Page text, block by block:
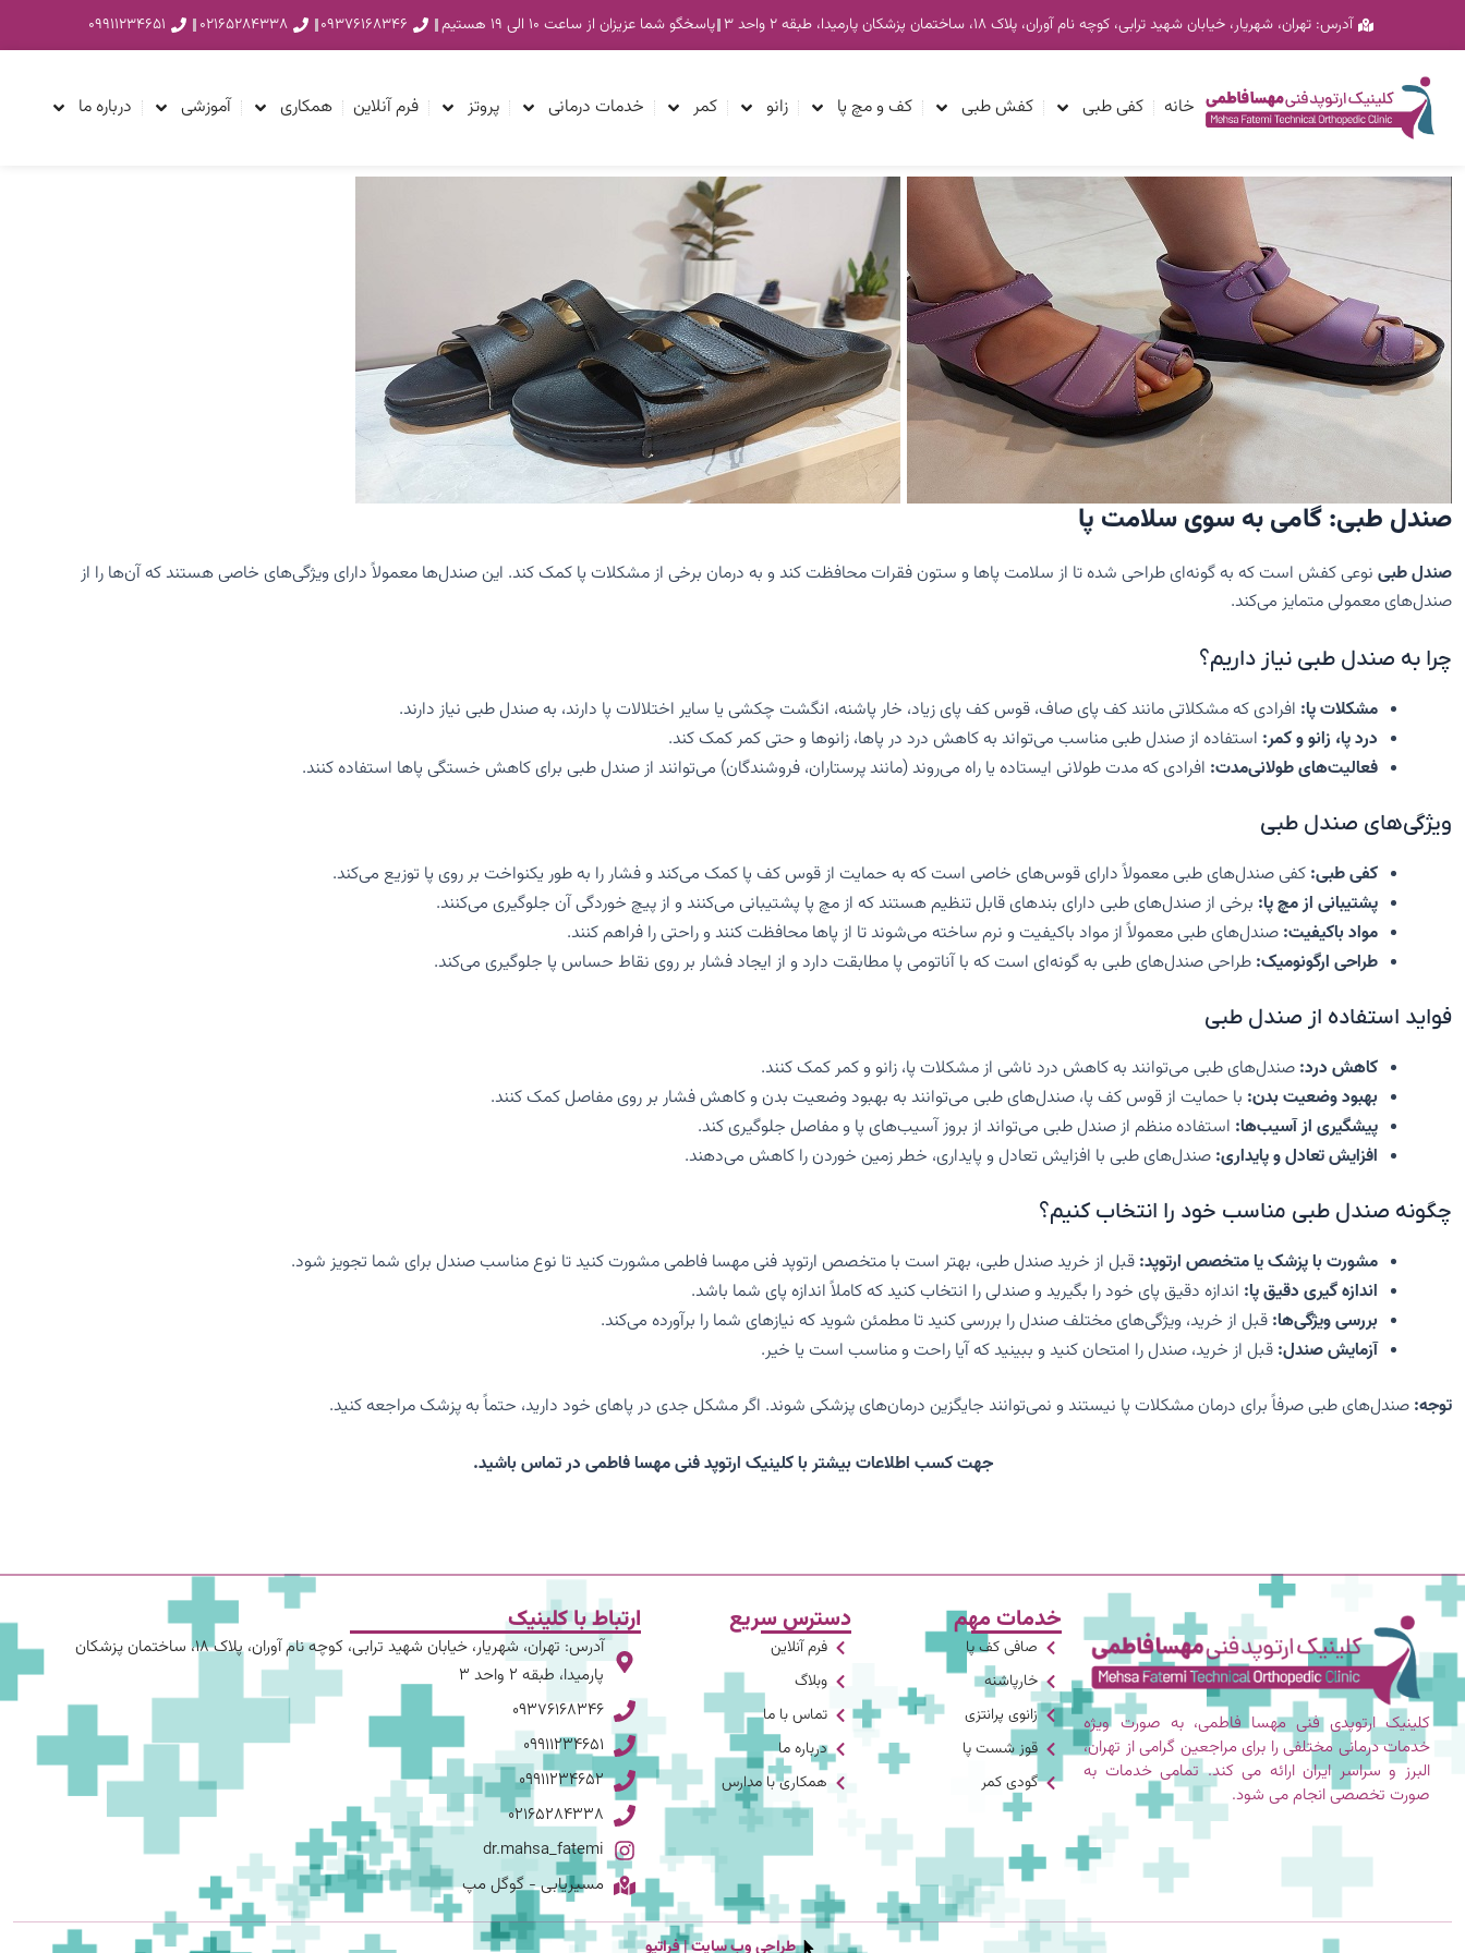
محتوا
آدرس: تهران، شهریار، خیابان شهید ترابی، کوچه نام آوران، پلاک ۱۸، ساختمان پزشکان پارمیدا، طبقه ۲ واحد ۳ پاسخگو شما عزیزان از ساعت ۱۰ الی ۱۹ هستیم ۰۹۳۷۶۱۶۸۳۴۶ ۰۲۱۶۵۲۸۴۳۳۸ ۰۹۹۱۱۲۳۴۶۵۱
خانه کفی طبی کفش طبی کف و مچ پا زانو کمر خدمات درمانی پروتز فرم آنلاین همکاری آموزشی درباره ما
صندل طبی: گامی به سوی سلامت پا
صندل طبی نوعی کفش است که به گونه‌ای طراحی شده تا از سلامت پاها و ستون فقرات محافظت کند و به درمان برخی از مشکلات پا کمک کند. این صندل‌ها معمولاً دارای ویژگی‌های خاصی هستند که آن‌ها را از
صندل‌های معمولی متمایز می‌کند.
چرا به صندل طبی نیاز داریم؟
مشکلات پا: افرادی که مشکلاتی مانند کف پای صاف، قوس کف پای زیاد، خار پاشنه، انگشت چکشی یا سایر اختلالات پا دارند، به صندل طبی نیاز دارند.
درد پا، زانو و کمر: استفاده از صندل طبی مناسب می‌تواند به کاهش درد در پاها، زانوها و حتی کمر کمک کند.
فعالیت‌های طولانی‌مدت: افرادی که مدت طولانی ایستاده یا راه می‌روند (مانند پرستاران، فروشندگان) می‌توانند از صندل طبی برای کاهش خستگی پاها استفاده کنند.
ویژگی‌های صندل طبی
کفی طبی: کفی صندل‌های طبی معمولاً دارای قوس‌های خاصی است که به حمایت از قوس کف پا کمک می‌کند و فشار را به طور یکنواخت بر روی پا توزیع می‌کند.
پشتیبانی از مچ پا: برخی از صندل‌های طبی دارای بندهای قابل تنظیم هستند که از مچ پا پشتیبانی می‌کنند و از پیچ خوردگی آن جلوگیری می‌کنند.
مواد باکیفیت: صندل‌های طبی معمولاً از مواد باکیفیت و نرم ساخته می‌شوند تا از پاها محافظت کنند و راحتی را فراهم کنند.
طراحی ارگونومیک: طراحی صندل‌های طبی به گونه‌ای است که با آناتومی پا مطابقت دارد و از ایجاد فشار بر روی نقاط حساس پا جلوگیری می‌کند.
فواید استفاده از صندل طبی
کاهش درد: صندل‌های طبی می‌توانند به کاهش درد ناشی از مشکلات پا، زانو و کمر کمک کنند.
بهبود وضعیت بدن: با حمایت از قوس کف پا، صندل‌های طبی می‌توانند به بهبود وضعیت بدن و کاهش فشار بر روی مفاصل کمک کنند.
پیشگیری از آسیب‌ها: استفاده منظم از صندل طبی می‌تواند از بروز آسیب‌های پا و مفاصل جلوگیری کند.
افزایش تعادل و پایداری: صندل‌های طبی با افزایش تعادل و پایداری، خطر زمین خوردن را کاهش می‌دهند.
چگونه صندل طبی مناسب خود را انتخاب کنیم؟
مشورت با پزشک یا متخصص ارتوپد: قبل از خرید صندل طبی، بهتر است با متخصص ارتوپد فنی مهسا فاطمی مشورت کنید تا نوع مناسب صندل برای شما تجویز شود.
اندازه گیری دقیق پا: اندازه دقیق پای خود را بگیرید و صندلی را انتخاب کنید که کاملاً اندازه پای شما باشد.
بررسی ویژگی‌ها: قبل از خرید، ویژگی‌های مختلف صندل را بررسی کنید تا مطمئن شوید که نیازهای شما را برآورده می‌کند.
آزمایش صندل: قبل از خرید، صندل را امتحان کنید و ببینید که آیا راحت و مناسب است یا خیر.
توجه: صندل‌های طبی صرفاً برای درمان مشکلات پا نیستند و نمی‌توانند جایگزین درمان‌های پزشکی شوند. اگر مشکل جدی در پاهای خود دارید، حتماً به پزشک مراجعه کنید.
جهت کسب اطلاعات بیشتر با کلینیک ارتوپد فنی مهسا فاطمی در تماس باشید.
کلینیک ارتوپدی فنی مهسا فاطمی، به صورت ویژه
خدمات درمانی مختلفی را برای مراجعین گرامی از تهران،
البرز و سراسر ایران ارائه می کند. تمامی خدمات به
صورت تخصصی انجام می شود.
خدمات مهم
صافی کف پا
خارپاشنه
زانوی پرانتزی
قوز شست پا
گودی کمر
دسترس سریع
فرم آنلاین
وبلاگ
تماس با ما
درباره ما
همکاری با مدارس
ارتباط با کلینیک
آدرس: تهران، شهریار، خیابان شهید ترابی، کوچه نام آوران، پلاک ۱۸، ساختمان پزشکان
پارمیدا، طبقه ۲ واحد ۳
۰۹۳۷۶۱۶۸۳۴۶
۰۹۹۱۱۲۳۴۶۵۱
۰۹۹۱۱۲۳۴۶۵۲
۰۲۱۶۵۲۸۴۳۳۸
dr.mahsa_fatemi
مسیریابی - گوگل مپ
طراحی وب سایت | فراتیو